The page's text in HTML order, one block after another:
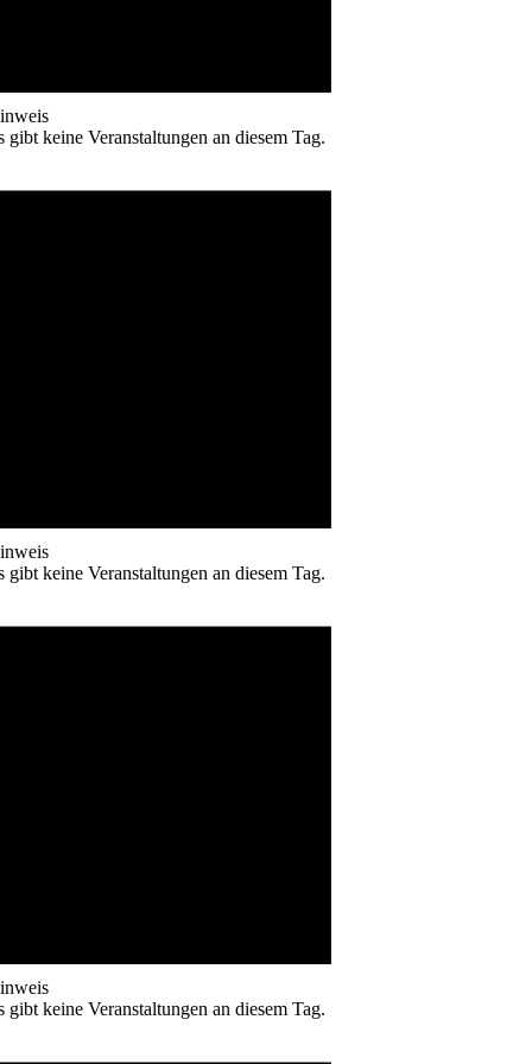
gibt keine Veranstaltungen an diesem Tag.
gibt keine Veranstaltungen an diesem Tag.
gibt keine Veranstaltungen an diesem Tag.